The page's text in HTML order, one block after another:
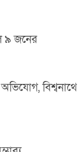
৯ জনের
বিশ্বনাথে